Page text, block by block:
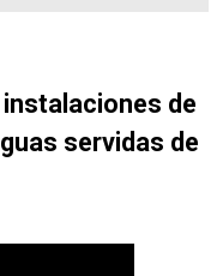
de
servidas de